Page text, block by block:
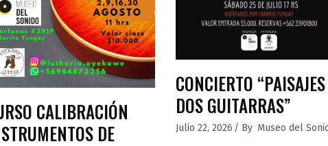
CALIBRACIÓN
DE
CONCIERTO
DOS GUITARRAS”
Julio 22, 2026 By Museo del